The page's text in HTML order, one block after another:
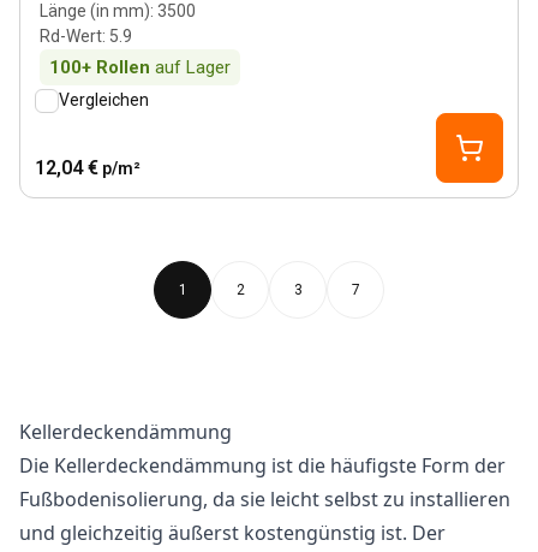
Länge (in mm): 3500
Rd-Wert: 5.9
100+ Rollen auf Lager
Vergleichen
12,04 € p/m²
1 2 3 7
Kellerdeckendämmung
Die Kellerdeckendämmung ist die häufigste Form der
Fußbodenisolierung, da sie leicht selbst zu installieren
und gleichzeitig äußerst kostengünstig ist. Der